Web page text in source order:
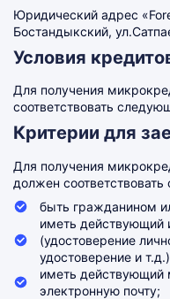
Юридический адрес
Бостандыкский,
Условия
Для получения
соответствовать
Критерии для
Для получения
должен
быть гражданином
иметь действующий
(удостоверение
удостоверение и
иметь действующий
электронную почту;